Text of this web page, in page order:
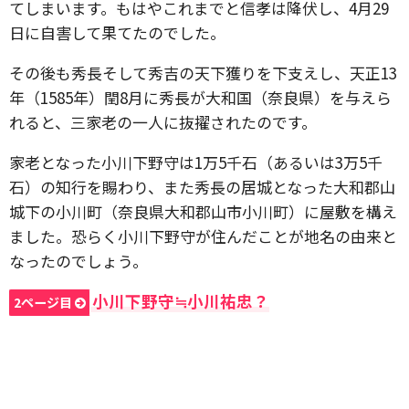
てしまいます。もはやこれまでと信孝は降伏し、4月29
日に自害して果てたのでした。
その後も秀長そして秀吉の天下獲りを下支えし、天正13
年（1585年）閏8月に秀長が大和国（奈良県）を与えら
れると、三家老の一人に抜擢されたのです。
家老となった小川下野守は1万5千石（あるいは3万5千
石）の知行を賜わり、また秀長の居城となった大和郡山
城下の小川町（奈良県大和郡山市小川町）に屋敷を構え
ました。恐らく小川下野守が住んだことが地名の由来と
なったのでしょう。
2ページ目 小川下野守≒小川祐忠？